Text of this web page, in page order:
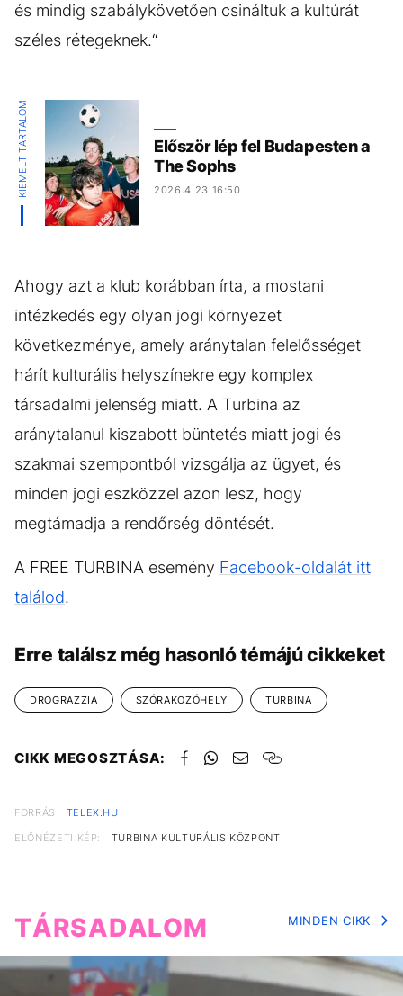
és mindig szabálykövetően csináltuk a kultúrát
széles rétegeknek.“
KIEMELT TARTALOM
Először lép fel Budapesten a
The Sophs
2026.4.23 16:50
Ahogy azt a klub korábban írta, a mostani
intézkedés egy olyan jogi környezet
következménye, amely aránytalan felelősséget
hárít kulturális helyszínekre egy komplex
társadalmi jelenség miatt. A Turbina az
aránytalanul kiszabott büntetés miatt jogi és
szakmai szempontból vizsgálja az ügyet, és
minden jogi eszközzel azon lesz, hogy
megtámadja a rendőrség döntését.
A FREE TURBINA esemény Facebook-oldalát itt
találod.
Erre találsz még hasonló témájú cikkeket
DROGRAZZIA SZÓRAKOZÓHELY TURBINA
CIKK MEGOSZTÁSA:
FORRÁS
TELEX.HU
ELŐNÉZETI KÉP:
TURBINA KULTURÁLIS KÖZPONT
TÁRSADALOM MINDEN CIKK